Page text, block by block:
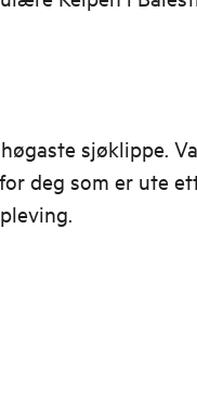
sjøklippe.
deg som er ute